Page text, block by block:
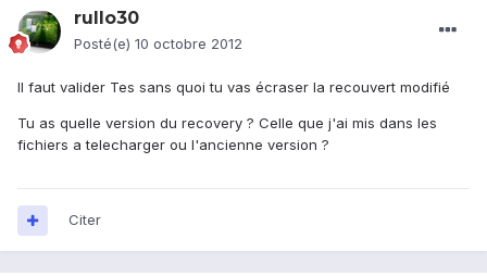
rullo30
Posté(e) 10 octobre 2012
Il faut valider Tes sans quoi tu vas écraser la recouvert modifié
Tu as quelle version du recovery ? Celle que j'ai mis dans les
fichiers a telecharger ou l'ancienne version ?
Citer